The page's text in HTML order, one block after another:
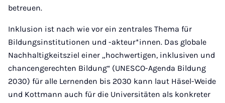
betreuen.
Inklusion ist nach wie vor ein zentrales Thema für
Bildungsinstitutionen und -akteur*innen. Das globale
Nachhaltigkeitsziel einer „hochwertigen, inklusiven und
chancengerechten Bildung“ (UNESCO-Agenda Bildung
2030) für alle Lernenden bis 2030 kann laut Häsel-Weide
und Kottmann auch für die Universitäten als konkreter